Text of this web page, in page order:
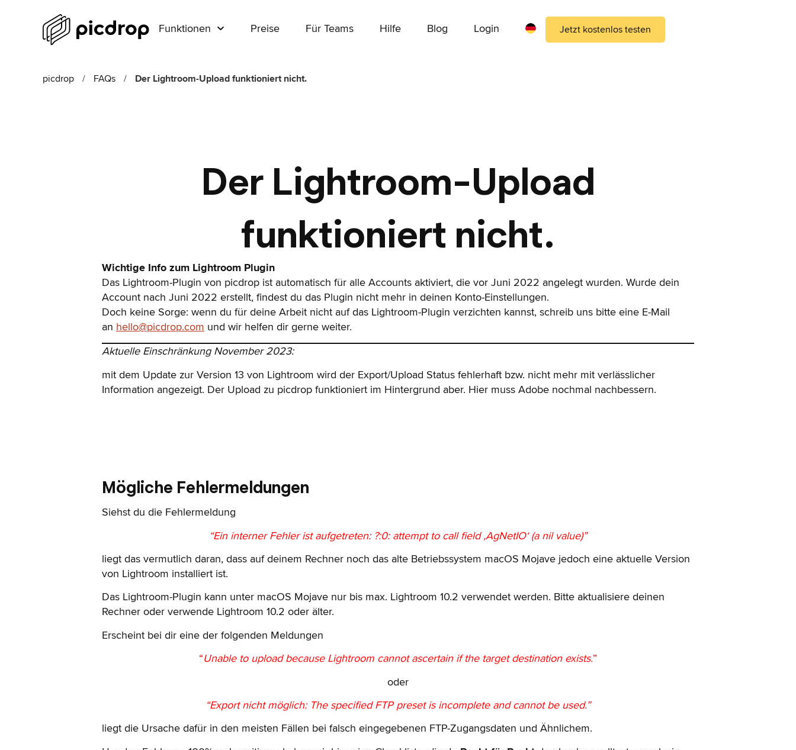
Funktionen Preise Für Teams Hilfe Blog Login Jetzt kostenlos testen
picdrop / FAQs / Der Lightroom-Upload funktioniert nicht.
Der Lightroom-Upload
funktioniert nicht.
Wichtige Info zum Lightroom Plugin
Das Lightroom-Plugin von picdrop ist automatisch für alle Accounts aktiviert, die vor Juni 2022 angelegt wurden. Wurde dein
Account nach Juni 2022 erstellt, findest du das Plugin nicht mehr in deinen Konto-Einstellungen.
Doch keine Sorge: wenn du für deine Arbeit nicht auf das Lightroom-Plugin verzichten kannst, schreib uns bitte eine E-Mail
an hello@picdrop.com und wir helfen dir gerne weiter.
Aktuelle Einschränkung November 2023:
mit dem Update zur Version 13 von Lightroom wird der Export/Upload Status fehlerhaft bzw. nicht mehr mit verlässlicher
Information angezeigt. Der Upload zu picdrop funktioniert im Hintergrund aber. Hier muss Adobe nochmal nachbessern.
Mögliche Fehlermeldungen
Siehst du die Fehlermeldung
“Ein interner Fehler ist aufgetreten: ?:0: attempt to call field ‚AgNetIO‘ (a nil value)”
liegt das vermutlich daran, dass auf deinem Rechner noch das alte Betriebssystem macOS Mojave jedoch eine aktuelle Version
von Lightroom installiert ist.
Das Lightroom-Plugin kann unter macOS Mojave nur bis max. Lightroom 10.2 verwendet werden. Bitte aktualisiere deinen
Rechner oder verwende Lightroom 10.2 oder älter.
Erscheint bei dir eine der folgenden Meldungen
“Unable to upload because Lightroom cannot ascertain if the target destination exists.”
oder
“Export nicht möglich: The specified FTP preset is incomplete and cannot be used.”
liegt die Ursache dafür in den meisten Fällen bei falsch eingegebenen FTP-Zugangsdaten und Ähnlichem.